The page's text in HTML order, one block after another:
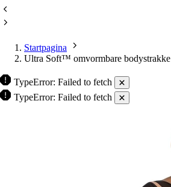
Startpagina
Ultra Soft™ omvormbare bodystrakke
TypeError: Failed to fetch
TypeError: Failed to fetch